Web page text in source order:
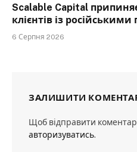
Scalable Capital
клієнтів із
6 Серпня 2026
ЗАЛИШИТИ
Щоб відправити
авторизуватись.